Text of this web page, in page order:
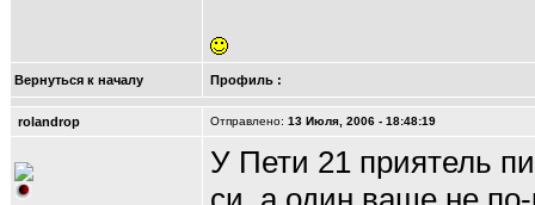
Вернуться к началу Профиль :
rolandrop Отправлено: 13 Июля, 2006 - 18:48:19
У Пети 21 приятель